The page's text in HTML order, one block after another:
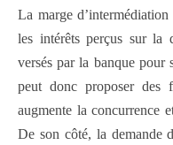
La marge
les intérêts perçus sur la
versés par la banque pour
peut donc proposer des
augmente la concurrence
De son côté, la demande